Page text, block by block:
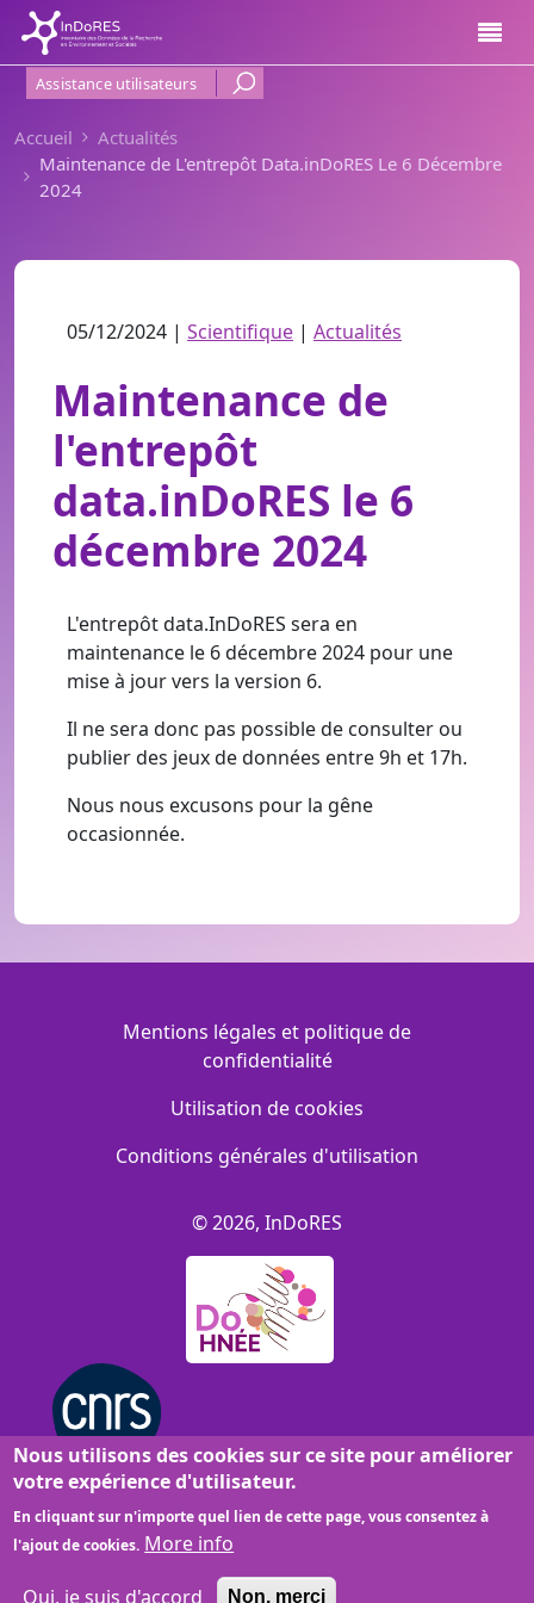
Aller au contenu principal
Menu Haut de page
Assistance utilisateurs
Accueil
Actualités
Maintenance de L'entrepôt Data.inDoRES Le 6 Décembre
2024
05/12/2024 | Scientifique | Actualités
Maintenance de
l'entrepôt
data.inDoRES le 6
décembre 2024
L'entrepôt data.InDoRES sera en
maintenance le 6 décembre 2024 pour une
mise à jour vers la version 6.
Il ne sera donc pas possible de consulter ou
publier des jeux de données entre 9h et 17h.
Nous nous excusons pour la gêne
occasionnée.
Menu Footer
Mentions légales et politique de
confidentialité
Utilisation de cookies
Conditions générales d'utilisation
© 2026, InDoRES
Nous utilisons des cookies sur ce site pour améliorer
votre expérience d'utilisateur.
En cliquant sur n'importe quel lien de cette page, vous consentez à
l'ajout de cookies. More info
Oui, je suis d'accord Non, merci